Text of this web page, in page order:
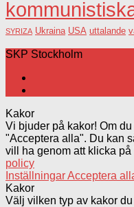
SYRIZA Ukraina USA uttalande
SKP Stockholm
Kakor
Vi bjuder på kakor! Om
"Acceptera alla". Du kan
vill ha genom att klicka
policy
InställningarAcceptera
Kakor
Välj vilken typ av kakor